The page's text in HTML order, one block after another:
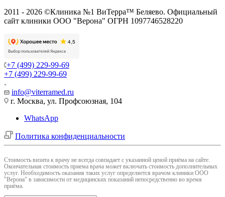
2011 - 2026 ©Клиника №1 ВиТерра™ Беляево. Официальный
сайт клиники ООО "Верона" ОГРН 1097746528220
+7 (499) 229-99-69
+7 (499) 229-99-69
info@viterramed.ru
г. Москва, ул. Профсоюзная, 104
WhatsApp
Политика конфиденциальности
Cтоимость визита к врачу не всегда совпадает с указанной ценой приёма на сайте.
Окончательная стоимость приема врача может включать стоимость дополнительных
услуг. Необходимость оказания таких услуг определяется врачом клиники ООО
"Верона" в зависимости от медицинских показаний непосредственно во время
приёма.